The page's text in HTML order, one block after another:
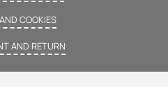
COOKIES
AND RETURN